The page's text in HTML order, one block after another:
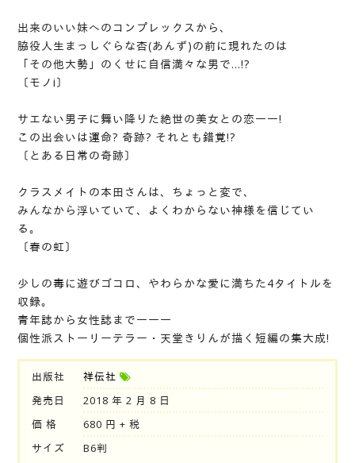
出来のいい妹へのコンプレックスから、
脇役人生まっしぐらな杏(あんず)の前に現れたのは
「その他大勢」のくせに自信満々な男で…!?
〔モノi〕
サエない男子に舞い降りた絶世の美女との恋――!
この出会いは運命? 奇跡? それとも錯覚!?
〔とある日常の奇跡〕
クラスメイトの本田さんは、ちょっと変で、
みんなから浮いていて、よくわからない神様を信じてい
る。
〔春の虹〕
少しの毒に遊びゴコロ、やわらかな愛に満ちた4タイトルを
収録。
青年誌から女性誌まで―――
個性派ストーリーテラー・天堂きりんが描く短編の集大成!
出版社
祥伝社
発売日
2018 年 2 月 8 日
価 格
680 円 + 税
サイズ
B6判